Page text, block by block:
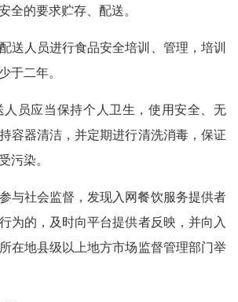
全的要求贮存、配送。
送人员进行食品安全培训、管理，培训
于二年。
人员应当保持个人卫生，使用安全、无
容器清洁，并定期进行清洗消毒，保证
污染。
与社会监督，发现入网餐饮服务提供者
为的，及时向平台提供者反映，并向入
在地县级以上地方市场监督管理部门举